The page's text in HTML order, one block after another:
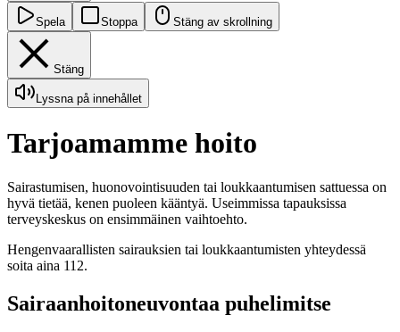
Spela Stoppa Stäng av skrollning
Stäng
Lyssna på innehållet
Tarjoamamme hoito
Sairastumisen, huonovointisuuden tai loukkaantumisen sattuessa on
hyvä tietää, kenen puoleen kääntyä. Useimmissa tapauksissa
terveyskeskus on ensimmäinen vaihtoehto.
Hengenvaarallisten sairauksien tai loukkaantumisten yhteydessä
soita aina 112.
Sairaanhoitoneuvontaa puhelimitse